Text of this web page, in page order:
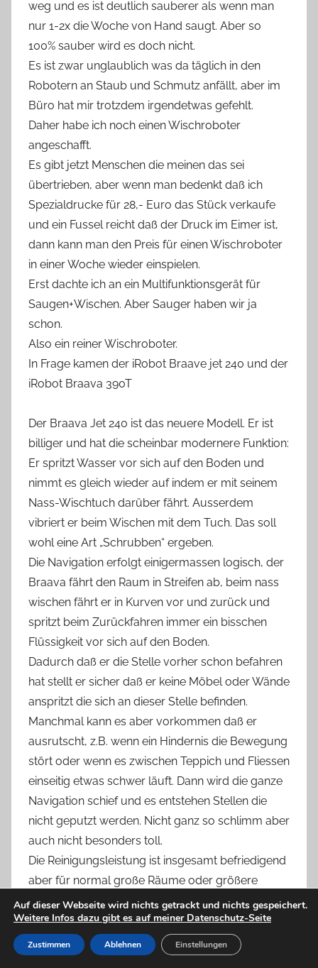
weg und es ist deutlich sauberer als wenn man
nur 1-2x die Woche von Hand saugt. Aber so
100% sauber wird es doch nicht.
Es ist zwar unglaublich was da täglich in den
Robotern an Staub und Schmutz anfällt, aber im
Büro hat mir trotzdem irgendetwas gefehlt.
Daher habe ich noch einen Wischroboter
angeschafft.
Es gibt jetzt Menschen die meinen das sei
übertrieben, aber wenn man bedenkt daß ich
Spezialdrucke für 28,- Euro das Stück verkaufe
und ein Fussel reicht daß der Druck im Eimer ist,
dann kann man den Preis für einen Wischroboter
in einer Woche wieder einspielen.
Erst dachte ich an ein Multifunktionsgerät für
Saugen+Wischen. Aber Sauger haben wir ja
schon.
Also ein reiner Wischroboter.
In Frage kamen der iRobot Braave jet 240 und der
iRobot Braava 390T
Der Braava Jet 240 ist das neuere Modell. Er ist
billiger und hat die scheinbar modernere Funktion:
Er spritzt Wasser vor sich auf den Boden und
nimmt es gleich wieder auf indem er mit seinem
Nass-Wischtuch darüber fährt. Ausserdem
vibriert er beim Wischen mit dem Tuch. Das soll
wohl eine Art „Schrubben“ ergeben.
Die Navigation erfolgt einigermassen logisch, der
Braava fährt den Raum in Streifen ab, beim nass
wischen fährt er in Kurven vor und zurück und
spritzt beim Zurückfahren immer ein bisschen
Flüssigkeit vor sich auf den Boden.
Dadurch daß er die Stelle vorher schon befahren
hat stellt er sicher daß er keine Möbel oder Wände
anspritzt die sich an dieser Stelle befinden.
Manchmal kann es aber vorkommen daß er
ausrutscht, z.B. wenn ein Hindernis die Bewegung
stört oder wenn es zwischen Teppich und Fliessen
einseitig etwas schwer läuft. Dann wird die ganze
Navigation schief und es entstehen Stellen die
nicht geputzt werden. Nicht ganz so schlimm aber
auch nicht besonders toll.
Die Reinigungsleistung ist insgesamt befriedigend
aber für normal große Räume oder größere
Räume taugt das Gerät schon wegen der
geringen Akkuleistung nichts. 20qm sind das
Maximum für sinnvolle Anwendung.
Auf dieser Webseite wird nichts getrackt und nichts gespeichert.
Weitere Infos dazu gibt es auf meiner Datenschutz-Seite
Zustimmen Ablehnen Einstellungen